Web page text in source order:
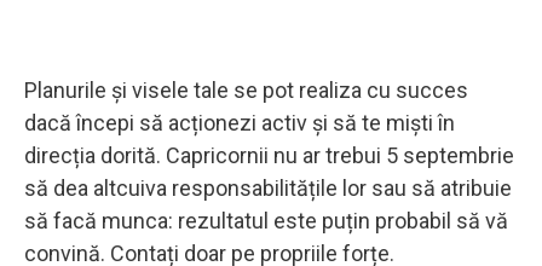
Planurile și visele tale se pot realiza cu succes
dacă începi să acționezi activ și să te miști în
direcția dorită. Capricornii nu ar trebui 5 septembrie
să dea altcuiva responsabilitățile lor sau să atribuie
să facă munca: rezultatul este puțin probabil să vă
convină. Contați doar pe propriile forțe.